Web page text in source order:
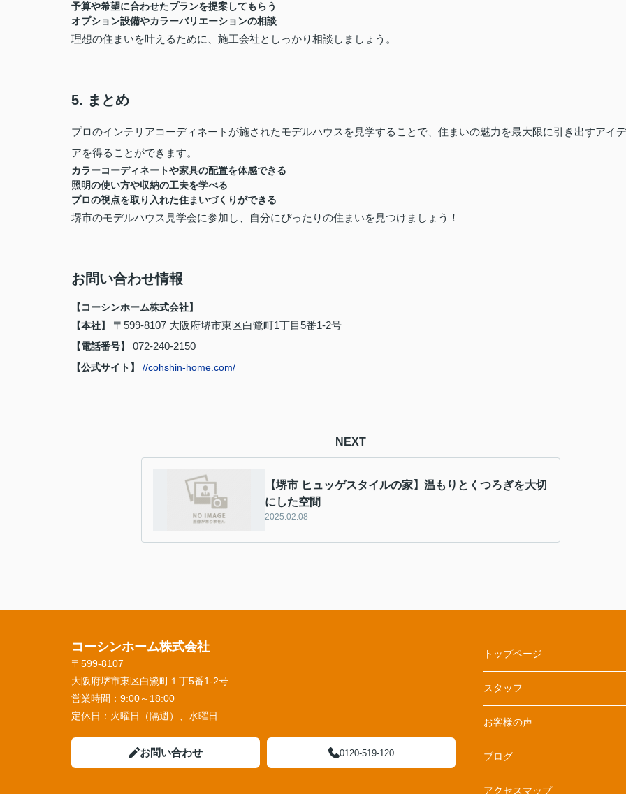
予算や希望に合わせたプランを提案してもらう
オプション設備やカラーバリエーションの相談
理想の住まいを叶えるために、施工会社としっかり相談しましょう。
5. まとめ
プロのインテリアコーディネートが施されたモデルハウスを見学することで、住まいの魅力を最大限に引き出すアイデ
アを得ることができます。
カラーコーディネートや家具の配置を体感できる
照明の使い方や収納の工夫を学べる
プロの視点を取り入れた住まいづくりができる
堺市のモデルハウス見学会に参加し、自分にぴったりの住まいを見つけましょう！
お問い合わせ情報
【コーシンホーム株式会社】
【本社】
〒599-8107 大阪府堺市東区白鷺町1丁目5番1-2号
【電話番号】 072-240-2150
【公式サイト】 //cohshin-home.com/
NEXT
【堺市 ヒュッゲスタイルの家】温もりとくつろぎを大切
にした空間
2025.02.08
コーシンホーム株式会社
〒599-8107
大阪府堺市東区白鷺町１丁5番1‐2号
営業時間： 9:00～18:00
定休日： 火曜日（隔週）、水曜日
お問い合わせ 0120-519-120
トップページ
スタッフ
お客様の声
ブログ
アクセスマップ